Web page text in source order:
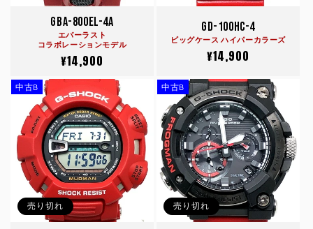
GBA-800EL-4A
エバーラスト
コラボレーションモデル
通
常
価
格
¥14,900
GD-100HC-4
ビッグケース ハイパーカラーズ
通
価
格
¥14,900
売り切れ
中古B
売り切れ
中古B